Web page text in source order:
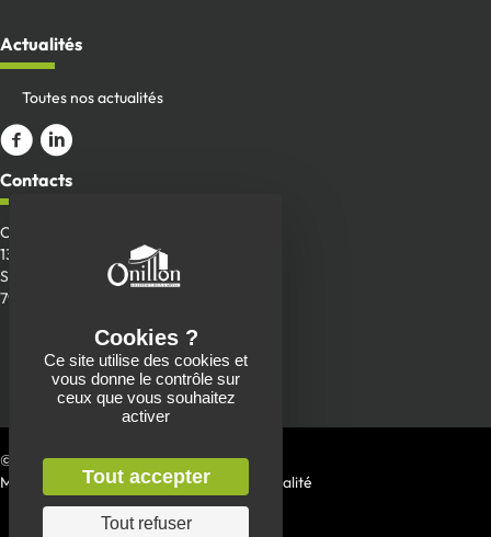
Actualités
Toutes nos actualités
Aller sur la page Facebook
ALler sur le compte Linkedin
Contacts
Onillon SAS
13 Place de la Roche
Saint-Aubin-de-Baubigné
79700 Mauléon
Envoyer un message
05 49 81 90 22
© 2026 Charpente Onillon
Mentions Légales|Politique de confidentialité
Ce site utilise des cookies et
vous donne le contrôle sur
ceux que vous souhaitez
activer
Tout accepter
Tout refuser